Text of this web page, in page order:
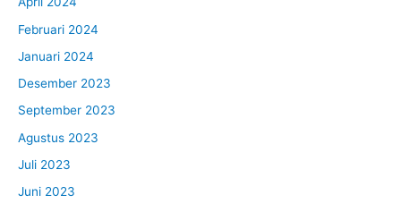
Februari 2024
Januari 2024
Desember 2023
September 2023
Agustus 2023
Juli 2023
Juni 2023